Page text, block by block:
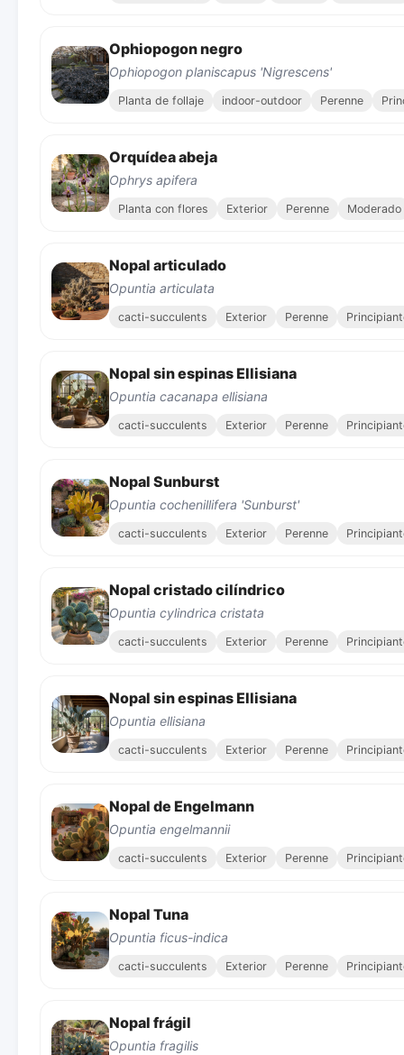
Ophiopogon negro
Ophiopogon planiscapus 'Nigrescens'
Planta de follaje indoor-outdoor Perenne
Orquídea abeja
Ophrys apifera
Planta con flores Exterior Perenne Moderado
Nopal articulado
Opuntia articulata
cacti-succulents Exterior Perenne
Nopal sin espinas Ellisiana
Opuntia cacanapa ellisiana
cacti-succulents Exterior Perenne
Nopal Sunburst
Opuntia cochenillifera 'Sunburst'
cacti-succulents Exterior Perenne
Nopal cristado cilíndrico
Opuntia cylindrica cristata
cacti-succulents Exterior Perenne
Nopal sin espinas Ellisiana
Opuntia ellisiana
cacti-succulents Exterior Perenne
Nopal de Engelmann
Opuntia engelmannii
cacti-succulents Exterior Perenne
Nopal Tuna
Opuntia ficus-indica
cacti-succulents Exterior Perenne
Nopal frágil
Opuntia fragilis